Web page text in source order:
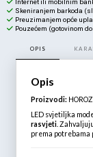
Internet ili mobilnim
Skeniranjem barkoda
Preuzimanjem opće
Pouzećem (gotovinom
OPIS
Opis
Proizvodi: HOROZ
LED svjetiljka
rasvjeti.
prema potrebama